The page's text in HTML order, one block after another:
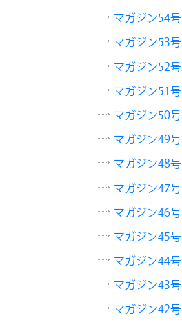
マガジン54号
マガジン53号
マガジン52号
マガジン51号
マガジン50号
マガジン49号
マガジン48号
マガジン47号
マガジン46号
マガジン45号
マガジン44号
マガジン43号
マガジン42号